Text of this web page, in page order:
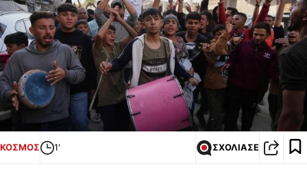
ΚΟΣΜΟΣ 1' ΣΧΟΛΙΑΣΕ